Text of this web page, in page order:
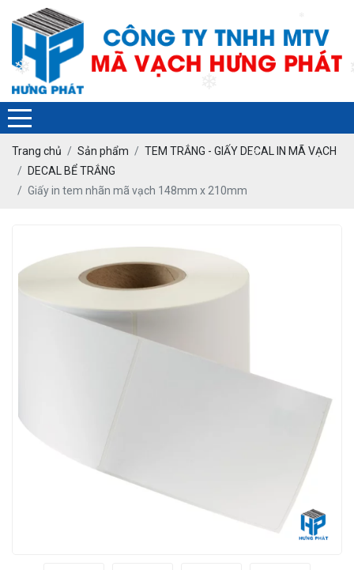
Trang chủ Sản phẩm
TEM TRẮNG - GIẤY DECAL IN MÃ VẠCH
DECAL BỂ TRẮNG
Giấy in tem nhãn mã vạch 148mm x 210mm
❄
❄